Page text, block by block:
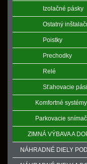
Izolačné pásky
Ostatný
Poistky
Prechodky
Relé
Sťahovacie
Komfortné systémy
Parkovacie
ZIMNÁ VÝBAVA A
NÁHRADNÉ DIELY